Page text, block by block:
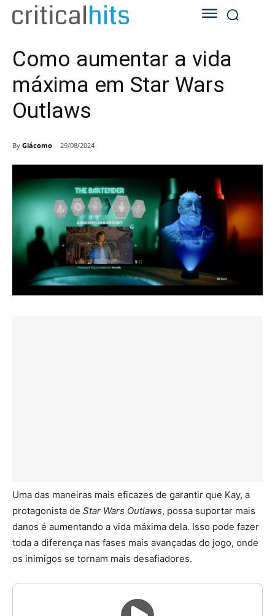
Como aumentar a vida
máxima em Star Wars
Outlaws
By Giácomo 29/08/2024
Uma das maneiras mais eficazes de garantir que Kay, a
protagonista de Star Wars Outlaws, possa suportar mais
danos é aumentando a vida máxima dela. Isso pode fazer
toda a diferença nas fases mais avançadas do jogo, onde
os inimigos se tornam mais desafiadores.